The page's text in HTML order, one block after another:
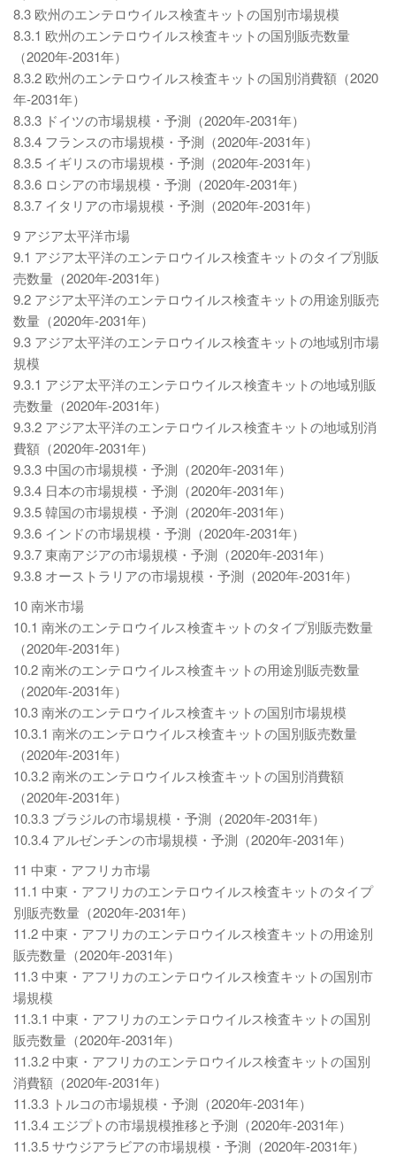
8.3 欧州のエンテロウイルス検査キットの国別市場規模
8.3.1 欧州のエンテロウイルス検査キットの国別販売数量
（2020年-2031年）
8.3.2 欧州のエンテロウイルス検査キットの国別消費額（2020
年-2031年）
8.3.3 ドイツの市場規模・予測（2020年-2031年）
8.3.4 フランスの市場規模・予測（2020年-2031年）
8.3.5 イギリスの市場規模・予測（2020年-2031年）
8.3.6 ロシアの市場規模・予測（2020年-2031年）
8.3.7 イタリアの市場規模・予測（2020年-2031年）
9 アジア太平洋市場
9.1 アジア太平洋のエンテロウイルス検査キットのタイプ別販
売数量（2020年-2031年）
9.2 アジア太平洋のエンテロウイルス検査キットの用途別販売
数量（2020年-2031年）
9.3 アジア太平洋のエンテロウイルス検査キットの地域別市場
規模
9.3.1 アジア太平洋のエンテロウイルス検査キットの地域別販
売数量（2020年-2031年）
9.3.2 アジア太平洋のエンテロウイルス検査キットの地域別消
費額（2020年-2031年）
9.3.3 中国の市場規模・予測（2020年-2031年）
9.3.4 日本の市場規模・予測（2020年-2031年）
9.3.5 韓国の市場規模・予測（2020年-2031年）
9.3.6 インドの市場規模・予測（2020年-2031年）
9.3.7 東南アジアの市場規模・予測（2020年-2031年）
9.3.8 オーストラリアの市場規模・予測（2020年-2031年）
10 南米市場
10.1 南米のエンテロウイルス検査キットのタイプ別販売数量
（2020年-2031年）
10.2 南米のエンテロウイルス検査キットの用途別販売数量
（2020年-2031年）
10.3 南米のエンテロウイルス検査キットの国別市場規模
10.3.1 南米のエンテロウイルス検査キットの国別販売数量
（2020年-2031年）
10.3.2 南米のエンテロウイルス検査キットの国別消費額
（2020年-2031年）
10.3.3 ブラジルの市場規模・予測（2020年-2031年）
10.3.4 アルゼンチンの市場規模・予測（2020年-2031年）
11 中東・アフリカ市場
11.1 中東・アフリカのエンテロウイルス検査キットのタイプ
別販売数量（2020年-2031年）
11.2 中東・アフリカのエンテロウイルス検査キットの用途別
販売数量（2020年-2031年）
11.3 中東・アフリカのエンテロウイルス検査キットの国別市
場規模
11.3.1 中東・アフリカのエンテロウイルス検査キットの国別
販売数量（2020年-2031年）
11.3.2 中東・アフリカのエンテロウイルス検査キットの国別
消費額（2020年-2031年）
11.3.3 トルコの市場規模・予測（2020年-2031年）
11.3.4 エジプトの市場規模推移と予測（2020年-2031年）
11.3.5 サウジアラビアの市場規模・予測（2020年-2031年）